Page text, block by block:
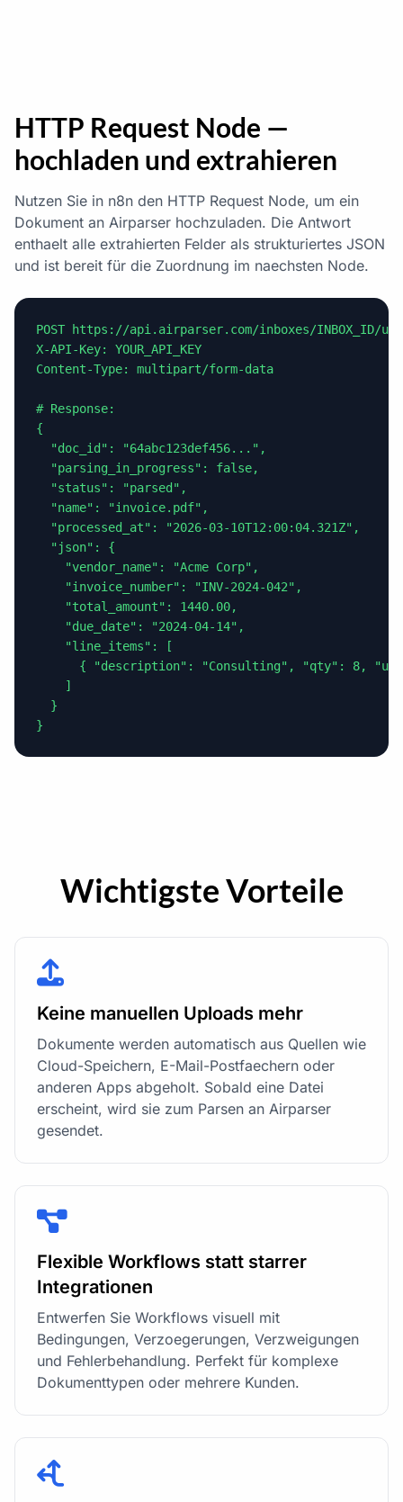
HTTP Request Node —
hochladen und extrahieren
Nutzen Sie in n8n den HTTP Request Node, um ein
Dokument an Airparser hochzuladen. Die Antwort
enthaelt alle extrahierten Felder als strukturiertes JSON
und ist bereit für die Zuordnung im naechsten Node.
POST https://api.airparser.com/inboxes/INBOX_ID/
X-API-Key: YOUR_API_KEY
Content-Type: multipart/form-data
# Response:
{
  "doc_id": "64abc123def456...",
  "parsing_in_progress": false,
  "status": "parsed",
  "name": "invoice.pdf",
  "processed_at": "2026-03-10T12:00:04.321Z",
  "json": {
    "vendor_name": "Acme Corp",
    "invoice_number": "INV-2024-042",
    "total_amount": 1440.00,
    "due_date": "2024-04-14",
    "line_items": [
{ "description": "Consulting", "qty": 8,
    ]
  }
}
Wichtigste Vorteile
Keine manuellen Uploads mehr
Dokumente werden automatisch aus Quellen wie
Cloud-Speichern, E-Mail-Postfaechern oder
anderen Apps abgeholt. Sobald eine Datei
erscheint, wird sie zum Parsen an Airparser
gesendet.
Flexible Workflows statt starrer
Integrationen
Entwerfen Sie Workflows visuell mit
Bedingungen, Verzoegerungen, Verzweigungen
und Fehlerbehandlung. Perfekt für komplexe
Dokumenttypen oder mehrere Kunden.